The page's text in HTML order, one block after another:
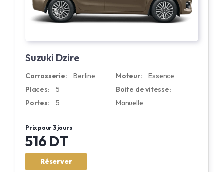
Suzuki Dzire
Carrosserie:
Berline
Places:
5
Portes:
5
Moteur:
Essence
Boite de vitesse:
Manuelle
Prix pour 3 jours
516 DT
Réserver